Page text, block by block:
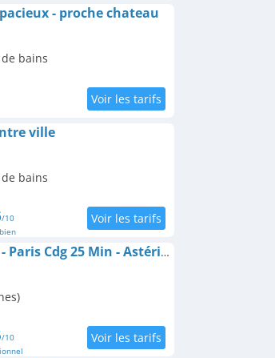
- proche chateau
bains
ville
bains
/10
Appartements Gare 10 Min - Paris Cdg 25 Min - Astérix 20 Min
/10